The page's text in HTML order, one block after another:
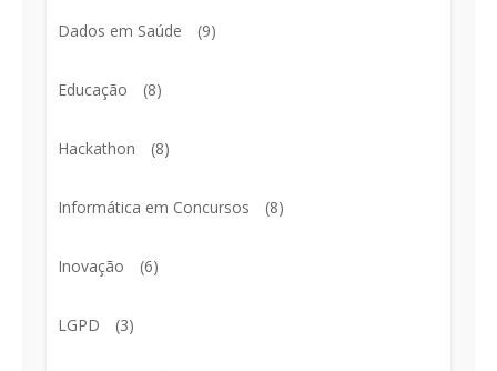
Dados em Saúde (9)
Educação (8)
Hackathon (8)
Informática em Concursos (8)
Inovação (6)
LGPD (3)